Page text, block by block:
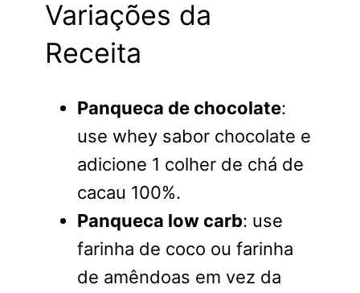
Variações da
Receita
Panqueca de chocolate:
use whey sabor chocolate e
adicione 1 colher de chá de
cacau 100%.
Panqueca low carb: use
farinha de coco ou farinha
de amêndoas em vez da